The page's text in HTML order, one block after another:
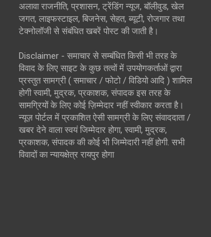
अलावा राजनीति, प्रशासन, ट्रेंडिंग न्यूज, बॉलीवुड, खेल
जगत, लाइफस्टाइल, बिजनेस, सेहत, ब्यूटी, रोजगार तथा
टेक्नोलॉजी से संबंधित खबरें पोस्ट की जाती है।
Disclaimer - समाचार से सम्बंधित किसी भी तरह के
विवाद के लिए साइट के कुछ तत्वों में उपयोगकर्ताओं द्वारा
प्रस्तुत सामग्री ( समाचार / फोटो / विडियो आदि ) शामिल
होगी स्वामी, मुद्रक, प्रकाशक, संपादक इस तरह के
सामग्रियों के लिए कोई ज़िम्मेदार नहीं स्वीकार करता है।
न्यूज़ पोर्टल में प्रकाशित ऐसी सामग्री के लिए संवाददाता /
खबर देने वाला स्वयं जिम्मेदार होगा, स्वामी, मुद्रक,
प्रकाशक, संपादक की कोई भी जिम्मेदारी नहीं होगी. सभी
विवादों का न्यायक्षेत्र रायपुर होगा